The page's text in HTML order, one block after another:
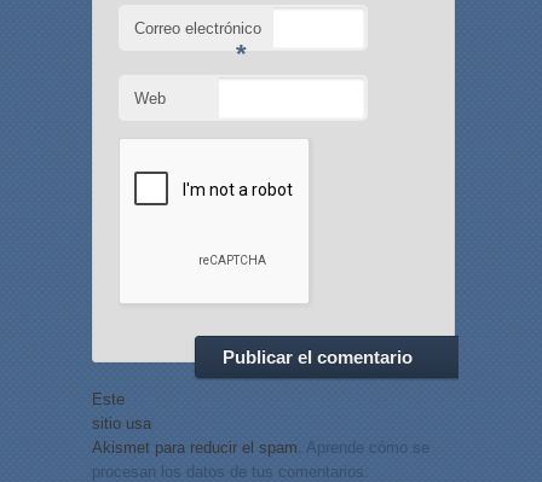
Correo electrónico
*
Web
Este
sitio usa
Akismet para reducir el spam. Aprende cómo se
procesan los datos de tus comentarios.